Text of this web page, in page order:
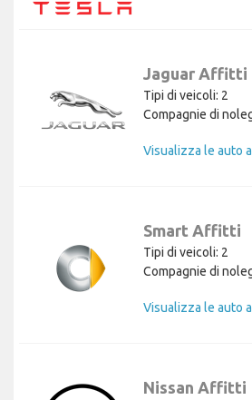
Jaguar Affitti
Tipi di veicoli: 2
Compagnie di
Visualizza le auto
Smart Affitti
Tipi di veicoli: 2
Compagnie di
Visualizza le auto
Nissan Affitti